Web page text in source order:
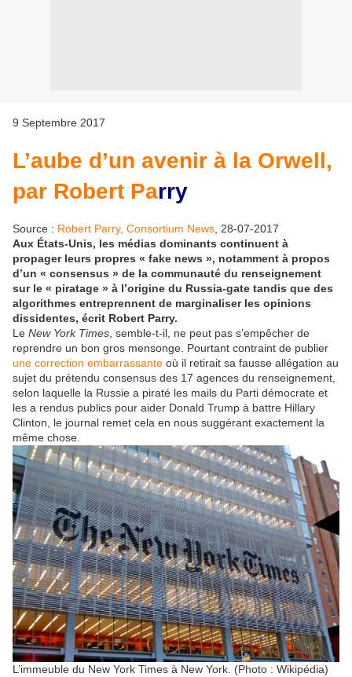
9 Septembre 2017
L’aube d’un avenir à la Orwell,
par Robert Parry
Source : Robert Parry, Consortium News , 28-07-2017
Aux États-Unis, les médias dominants continuent à
propager leurs propres « fake news », notamment à propos
d’un « consensus » de la communauté du renseignement
sur le « piratage » à l’origine du Russia-gate tandis que des
algorithmes entreprennent de marginaliser les opinions
dissidentes, écrit Robert Parry.
Le New York Times , semble-t-il, ne peut pas s’empêcher de
reprendre un bon gros mensonge. Pourtant contraint de publier
une correction embarrassante où il retirait sa fausse allégation au
sujet du prétendu consensus des 17 agences du renseignement,
selon laquelle la Russie a piraté les mails du Parti démocrate et
les a rendus publics pour aider Donald Trump à battre Hillary
Clinton, le journal remet cela en nous suggérant exactement la
même chose.
L’immeuble du New York Times à New York. (Photo : Wikipédia)